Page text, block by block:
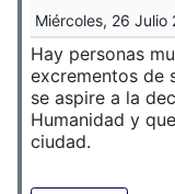
Miércoles, 26 Julio
Hay personas
excrementos de
se aspire a la
Humanidad y
ciudad.